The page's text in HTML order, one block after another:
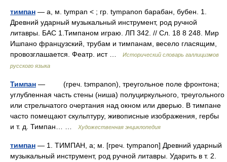
тимпан — а, м. tympan < ; гр. tympanon барабан, бубен. 1.
Древний ударный музыкальный инструмент, род ручной
литавры. БАС 1.Тимпаном играю. ЛП 342. // Сл. 18 8 248. Мир
Ишпано французский, трубам и тимпанам, весело гласящим,
провозглашается. Феатр. ист …
Исторический словарь галлицизмов
русского языка
Тимпан — (греч. tэmpanon), треугольное поле фронтона;
углубленная часть стены (ниша) полуциркульного, треугольного
или стрельчатого очертания над окном или дверью. В тимпане
часто помещают скульптуру, живописные изображения, гербы
и т. д. Тимпан… …
Художественная энциклопедия
тимпан — 1. ТИМПАН, а; м. [греч. tympanon] Древний ударный
музыкальный инструмент, род ручной литавры. Ударить в т. 2.